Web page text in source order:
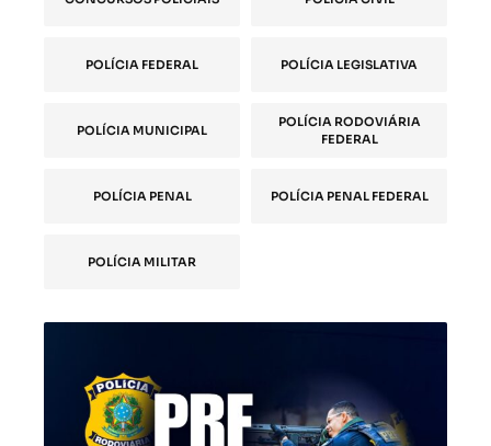
POLÍCIA FEDERAL POLÍCIA LEGISLATIVA
POLÍCIA MUNICIPAL
POLÍCIA RODOVIÁRIA
FEDERAL
POLÍCIA PENAL POLÍCIA PENAL FEDERAL
POLÍCIA MILITAR